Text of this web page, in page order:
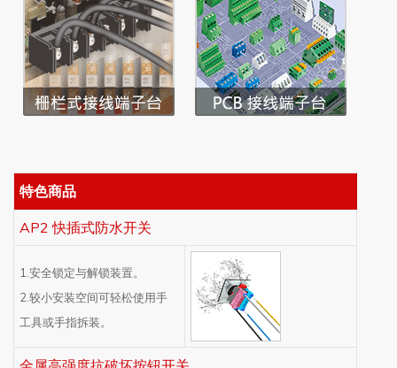
特色商品
AP2 快插式防水开关
1.安全锁定与解锁装置。
2.较小安装空间可轻松使用手
工具或手指拆装。